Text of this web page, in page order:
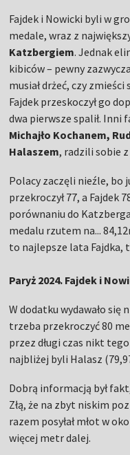
Fajdek i Nowicki byli w
medale, wraz z
Katzbergiem. Jednak
kibiców – pewny
musiał drżeć, czy
Fajdek przeskoczył go
dwa pierwsze spalił. Inni
Michajło Kochanem,
Halaszem, radzili sobie
Polacy zaczęli nieźle, bo
przekroczył 77, a Fajdek
porównaniu do
medalu rzutem na...
to najlepsze lata Fajdka,
Paryż 2024. Fajdek i
W dodatku wydawało się
trzeba przekroczyć 80
przez długi czas nikt
najbliżej byli Halasz
Dobrą informacją był
Złą, że na zbyt niskim
razem posyłał młot w
więcej metr dalej.